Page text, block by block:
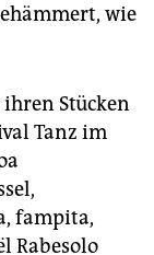
wie
Stücken
Tanz im
fampita,
Rabesolo